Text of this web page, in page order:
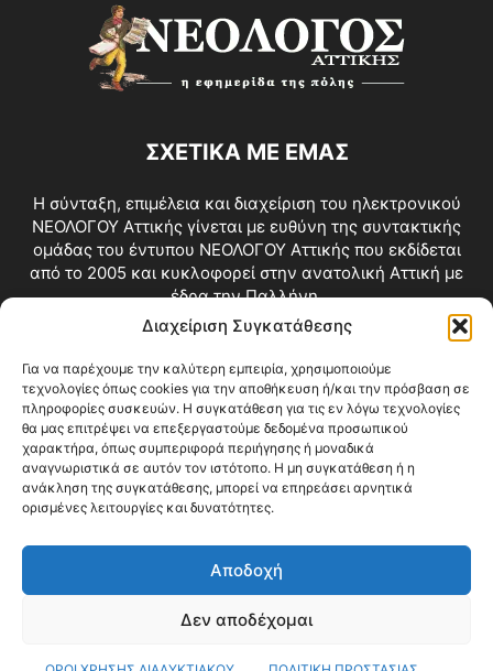
Διαχείριση Συγκατάθεσης
Για να παρέχουμε την καλύτερη εμπειρία, χρησιμοποιούμε
τεχνολογίες όπως cookies για την αποθήκευση ή/και την πρόσβαση σε
πληροφορίες συσκευών. Η συγκατάθεση για τις εν λόγω τεχνολογίες
θα μας επιτρέψει να επεξεργαστούμε δεδομένα προσωπικού
χαρακτήρα, όπως συμπεριφορά περιήγησης ή μοναδικά
αναγνωριστικά σε αυτόν τον ιστότοπο. Η μη συγκατάθεση ή η
ανάκληση της συγκατάθεσης, μπορεί να επηρεάσει αρνητικά
ορισμένες λειτουργίες και δυνατότητες.
Αποδοχή
Δεν αποδέχομαι
ΣΧΕΤΙΚΑ ΜΕ ΕΜΑΣ
Η σύνταξη, επιμέλεια και διαχείριση του ηλεκτρονικού
ΝΕΟΛΟΓΟΥ Αττικής γίνεται με ευθύνη της συντακτικής
ομάδας του έντυπου ΝΕΟΛΟΓΟΥ Αττικής που εκδίδεται
από το 2005 και κυκλοφορεί στην ανατολική Αττική με
έδρα την Παλλήνη.
Επικοινωνία:info@neologosattikis.gr
ΑΚΟΛΟΥΘΗΣΕ ΜΑΣ
Videos Όροι Χρήσης